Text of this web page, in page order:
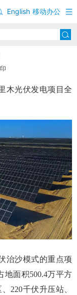
移动办公
English
项目全面完工
光伏发电项目全
沙模式的重点项
地面积500.4万平方
220千伏升压站、